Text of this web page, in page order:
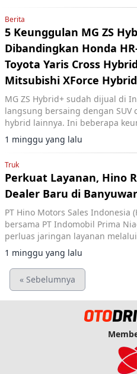
Berita
5 Keunggulan MG ZS
Dibandingkan Honda
Toyota Yaris Cross
Mitsubishi XForce Hybrid
MG ZS Hybrid+ sudah dijual di
langsung bersaing dengan SUV
hybrid lainnya. Ini beberapa
ZS.
1 minggu yang lalu
Truk
Perkuat Layanan, Hino
Dealer Baru di
PT Hino Motors Sales Indonesia
bersama PT Indomobil Prima
perluas jaringan layanan
terbaru Hino di Banyuwangi,
1 minggu yang lalu
« Sebelumnya